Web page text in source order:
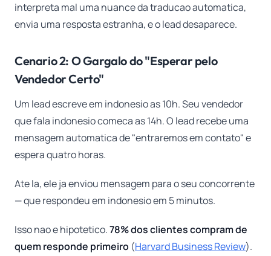
interpreta mal uma nuance da traducao automatica,
envia uma resposta estranha, e o lead desaparece.
Cenario 2: O Gargalo do "Esperar pelo
Vendedor Certo"
Um lead escreve em indonesio as 10h. Seu vendedor
que fala indonesio comeca as 14h. O lead recebe uma
mensagem automatica de "entraremos em contato" e
espera quatro horas.
Ate la, ele ja enviou mensagem para o seu concorrente
— que respondeu em indonesio em 5 minutos.
Isso nao e hipotetico.78% dos clientes compram de
quem responde primeiro (Harvard Business Review).